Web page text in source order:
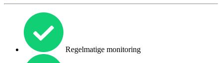
Regelmatige monitoring